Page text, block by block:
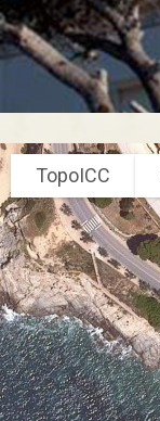
TopoICC